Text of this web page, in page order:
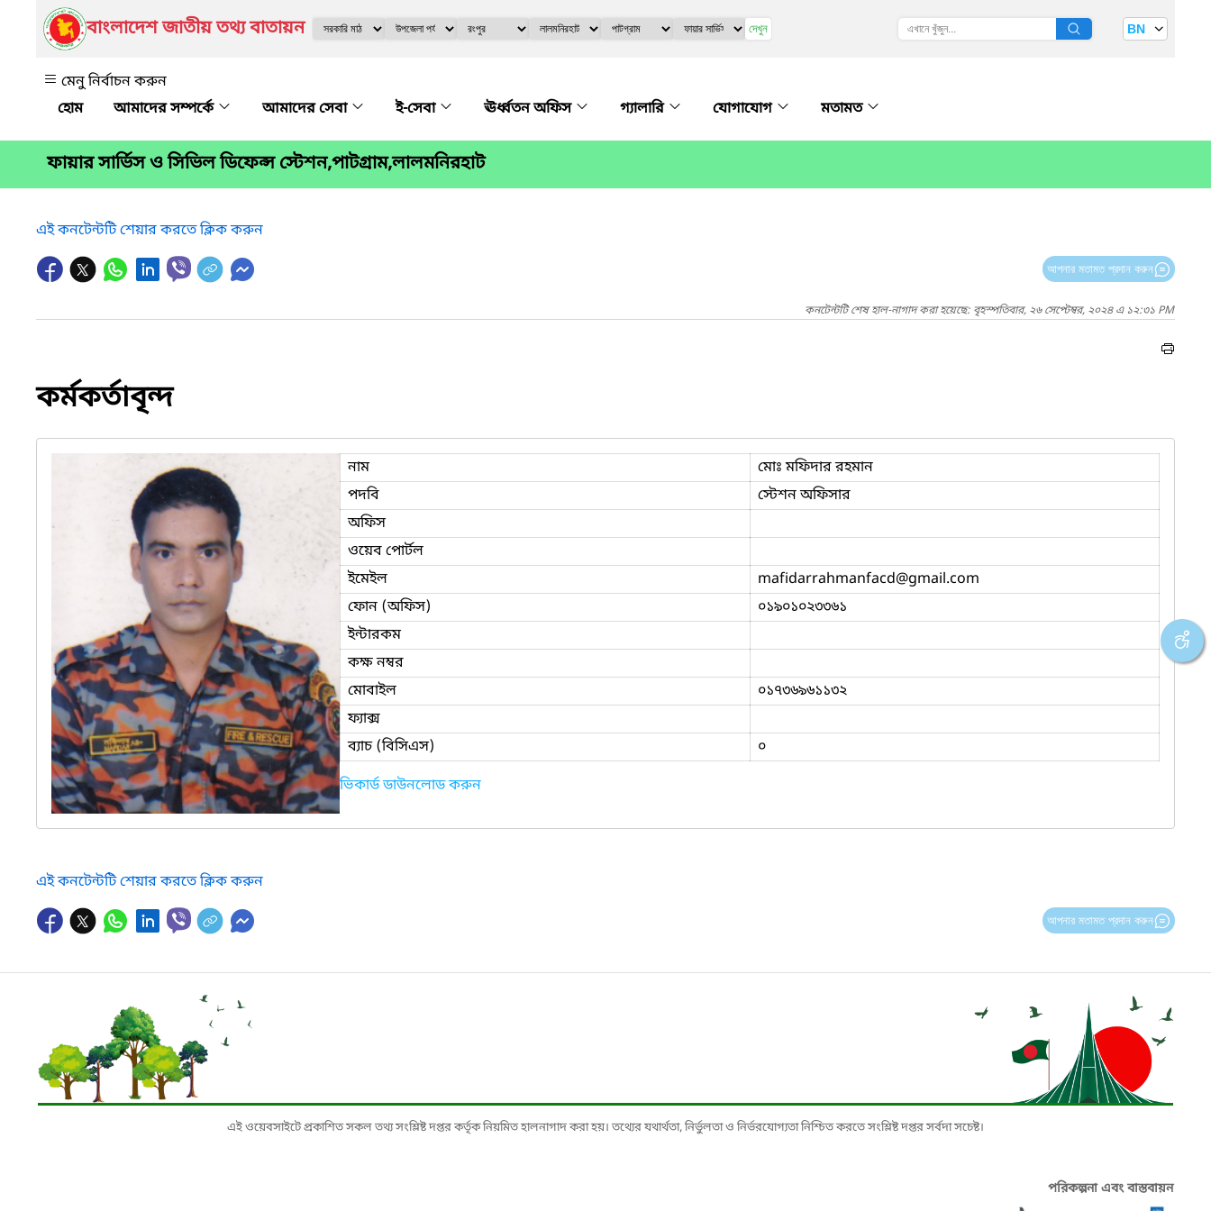
বাংলাদেশ জাতীয় তথ্য বাতায়ন দেখুন BN
মেনু নির্বাচন করুন
আমাদের সম্পর্কে
আমাদের সেবা ই-সেবা ঊর্ধ্বতন অফিস গ্যালারি যোগাযোগ মতামত
ফায়ার সার্ভিস ও সিভিল ডিফেন্স স্টেশন,পাটগ্রাম,লালমনিরহাট
এই কনটেন্টটি শেয়ার করতে ক্লিক করুন
আপনার মতামত প্রদান করুন
কনটেন্টটি শেষ হাল-নাগাদ করা হয়েছে: বৃহস্পতিবার, ২৬ সেপ্টেম্বর, ২০২৪ এ ১২:৩১ PM
কর্মকর্তাবৃন্দ
নাম
মোঃ মফিদার রহমান
পদবি
স্টেশন অফিসার
অফিস
ওয়েব পোর্টল
ইমেইল
mafidarrahmanfacd@gmail.com
ফোন (অফিস)
০১৯০১০২৩৩৬১
ইন্টারকম
কক্ষ নম্বর
মোবাইল
০১৭৩৬৯৬১১৩২
ফ্যাক্স
ব্যাচ (বিসিএস)
০
ভিকার্ড ডাউনলোড করুন
এই কনটেন্টটি শেয়ার করতে ক্লিক করুন
আপনার মতামত প্রদান করুন
এই ওয়েবসাইটে প্রকাশিত সকল তথ্য সংশ্লিষ্ট দপ্তর কর্তৃক নিয়মিত হালনাগাদ করা হয়। তথ্যের যথার্থতা, নির্ভুলতা ও নির্ভরযোগ্যতা নিশ্চিত করতে সংশ্লিষ্ট দপ্তর সর্বদা সচেষ্ট।
পরিকল্পনা এবং বাস্তবায়ন